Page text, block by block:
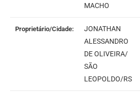
MACHO
Proprietário/Cidade:
JONATHAN
ALESSANDRO
DE OLIVEIRA/
SÃO
LEOPOLDO/RS